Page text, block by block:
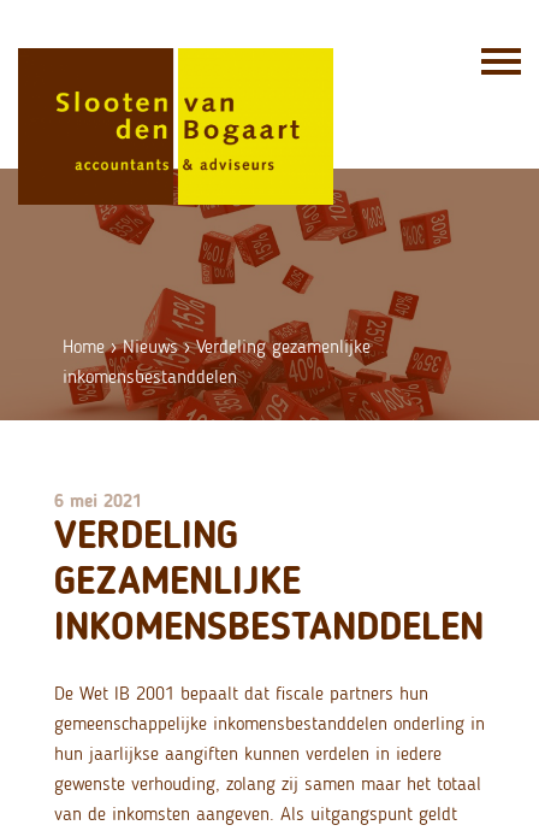
Home›Nieuws›Verdeling gezamenlijke
inkomensbestanddelen
6 mei 2021
VERDELING
GEZAMENLIJKE
INKOMENSBESTANDDELEN
De Wet IB 2001 bepaalt dat fiscale partners hun
gemeenschappelijke inkomensbestanddelen onderling in
hun jaarlijkse aangiften kunnen verdelen in iedere
gewenste verhouding, zolang zij samen maar het totaal
van de inkomsten aangeven. Als uitgangspunt geldt